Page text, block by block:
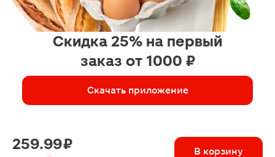
Скидка 25% на первый
заказ от 1000 ₽
Скачать приложение
259.99 ₽ В корзину